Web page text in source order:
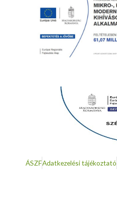
ÁSZFAdatkezelési tájékoztató